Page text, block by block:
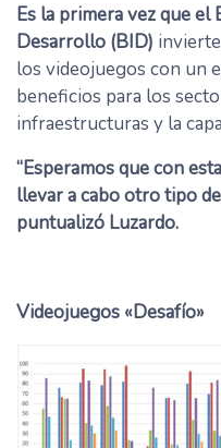
Es la primera vez que
Desarrollo (BID)
los videojuegos con un
beneficios para los
infraestructuras y la
“Esperamos que con
llevar a cabo otro tipo
puntualizó Luzardo.
Videojuegos «Desafío»